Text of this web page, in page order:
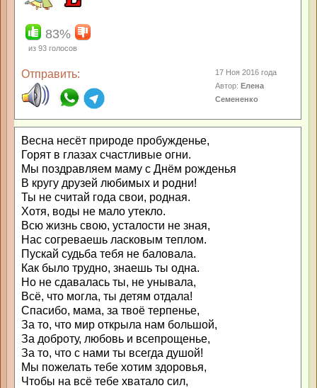
83%
из 93 голосов
Отправить:
17 Ноя 2016 года
Автор:Елена
Семененко
Весна несёт природе пробужденье,
Горят в глазах счастливые огни.
Мы поздравляем маму с Днём рожденья
В кругу друзей любимых и родни!
Ты не считай года свои, родная.
Хотя, воды не мало утекло.
Всю жизнь свою, усталости не зная,
Нас согреваешь ласковым теплом.
Пускай судьба тебя не баловала.
Как было трудно, знаешь ты одна.
Но не сдавалась ты, не унывала,
Всё, что могла, ты детям отдала!
Спасибо, мама, за твоё терпенье,
За то, что мир открыла нам большой,
За доброту, любовь и всепрощенье,
За то, что с нами ты всегда душой!
Мы пожелать тебе хотим здоровья,
Чтобы на всё тебе хватало сил,